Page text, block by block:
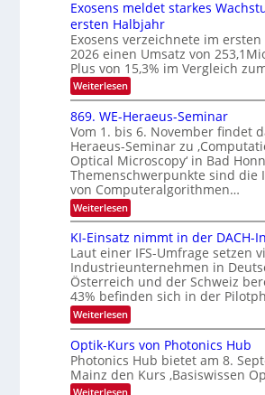
s
I
O
N
2
0
2
6
n
n
d
i
e
K
I
m
i
t
d
e
n
k
t
Exosens meldet starkes
ersten Halbjahr
Exosens verzeichnete im
2026 einen Umsatz von
Plus von 15,3% im Vergleich
Weiterlesen:
E
x
o
s
e
n
s
m
e
l
d
e
t
s
t
a
r
k
e
W
a
c
h
869. WE-Heraeus-Seminar
Vom 1. bis 6. November findet
Heraeus-Seminar zu
Optical Microscopy‘ in Bad
Themenschwerpunkte sind die
von Computeralgorithmen…
Weiterlesen:
8
9
.
W
E
-
H
e
r
a
e
u
s
KI-Einsatz nimmt in der DACH-
Laut einer IFS-Umfrage setzen
Industrieunternehmen in
Österreich und der Schweiz
43% befinden sich in der
Weiterlesen:
K
-
E
i
n
Optik-Kurs von Photonics Hub
Photonics Hub bietet am 8.
Mainz den Kurs ‚Basiswissen
Weiterlesen: